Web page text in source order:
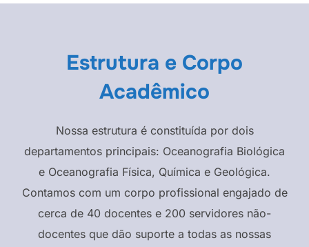
Estrutura e Corpo
Acadêmico
Nossa estrutura é constituída por dois
departamentos principais: Oceanografia Biológica
e Oceanografia Física, Química e Geológica.
Contamos com um corpo profissional engajado de
cerca de 40 docentes e 200 servidores não-
docentes que dão suporte a todas as nossas